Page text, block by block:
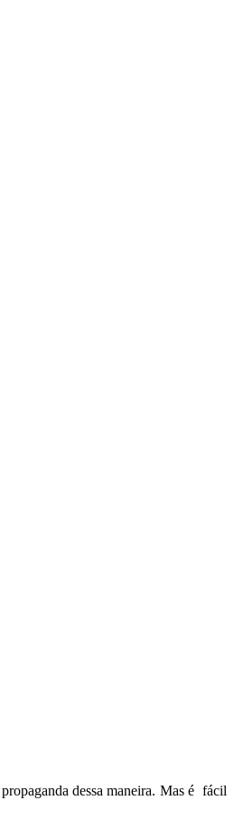
dessa maneira. Mas é fácil